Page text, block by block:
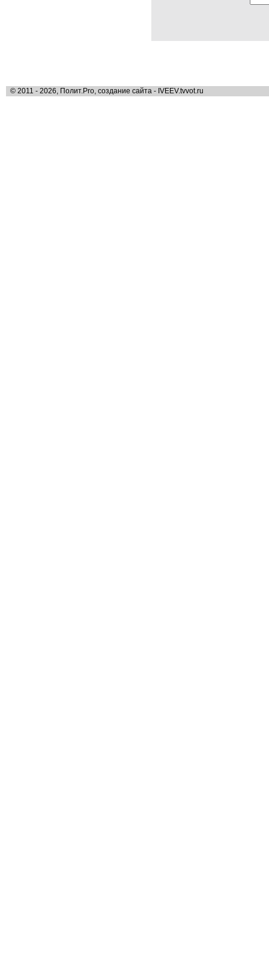
© 2011 - 2026, Полит.Pro, создание сайта - IVEEV.tvvot.ru